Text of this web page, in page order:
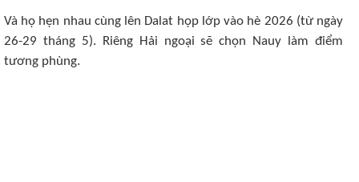
Và họ hẹn nhau cùng lên Dalat họp lớp vào hè 2026 (từ ngày
26-29 tháng 5). Riêng Hải ngoại sẽ chọn Nauy làm điểm
tương phùng.